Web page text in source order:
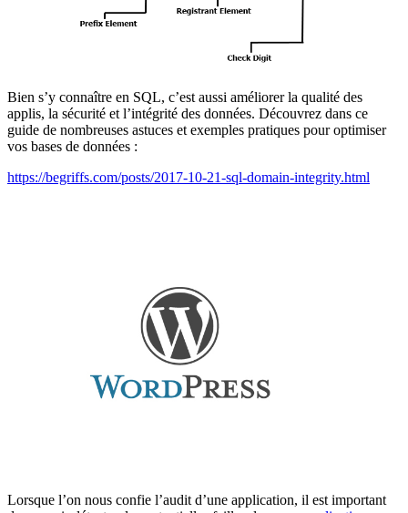
Bien s’y connaître en SQL, c’est aussi améliorer la qualité des
applis, la sécurité et l’intégrité des données. Découvrez dans ce
guide de nombreuses astuces et exemples pratiques pour optimiser
vos bases de données :
https://begriffs.com/posts/2017-10-21-sql-domain-integrity.html
Lorsque l’on nous confie l’audit d’une application, il est important